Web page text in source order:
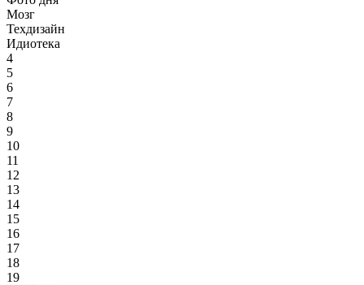
Мозг
Техдизайн
Идиотека
4
5
6
7
8
9
10
11
12
13
14
15
16
17
18
19